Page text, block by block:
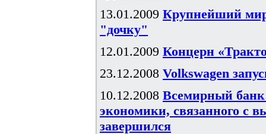
13.01.2009 Крупнейший
"дочку"
12.01.2009 Концерн
23.12.2008 Volkswagen
10.12.2008 Всемирный
экономики, связанного с
завершился